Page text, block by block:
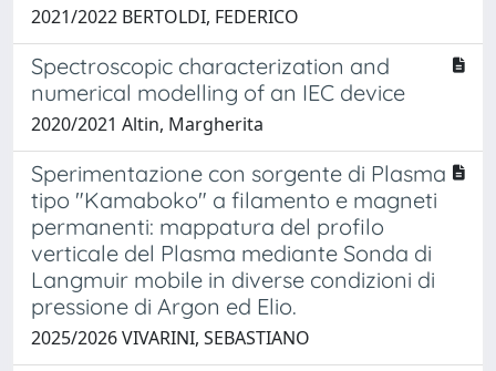
2021/2022 BERTOLDI, FEDERICO
Spectroscopic characterization and
numerical modelling of an IEC device
2020/2021 Altin, Margherita
Sperimentazione con sorgente di Plasma
tipo "Kamaboko" a filamento e magneti
permanenti: mappatura del profilo
verticale del Plasma mediante Sonda di
Langmuir mobile in diverse condizioni di
pressione di Argon ed Elio.
2025/2026 VIVARINI, SEBASTIANO